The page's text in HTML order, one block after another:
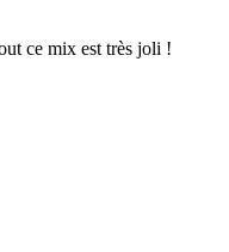
ce mix est très joli !